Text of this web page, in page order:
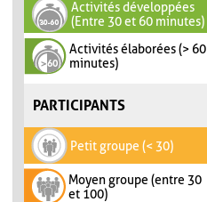
Activités développées
(Entre 30 et 60 minutes)
Activités élaborées (> 60
minutes)
PARTICIPANTS
Petit groupe (< 30)
Moyen groupe (entre 30
et 100)